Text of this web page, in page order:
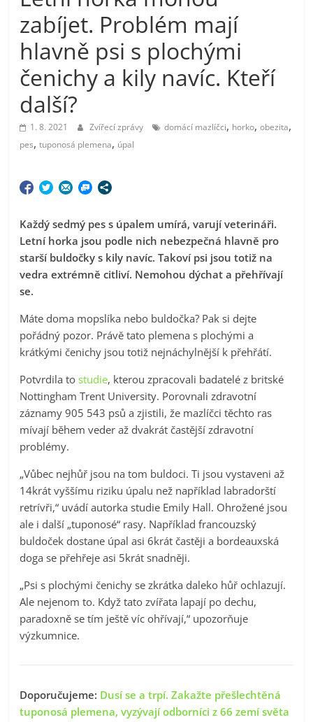
zabíjet. Problém mají
hlavně psi s plochými
čenichy a kily navíc. Kteří
další?
1. 8. 2021 Zvířecí zprávy domácí mazlíčci, horko,obezita,
pes,tuponosá plemena, úpal
Každý sedmý pes s úpalem umírá, varují veterináři.
Letní horka jsou podle nich nebezpečná hlavně pro
starší buldočky s kily navíc. Takoví psi jsou totiž na
vedra extrémně citliví. Nemohoudýchat a přehřívají
se.
Máte doma mopslíka nebo buldočka? Pak si dejte
pořádný pozor. Právě tato plemena s plochými a
krátkými čenichy jsou totiž nejnáchylnější k přehřátí.
Potvrdila tostudie, kterou zpracovali badatelé z britské
Nottingham Trent University. Porovnali zdravotní
záznamy 905 543 psů a zjistili, že mazlíčci těchto ras
mívají během veder až dvakrát častější zdravotní
problémy.
„Vůbec nejhůř jsou na tom buldoci. Ti jsou vystaveni až
14krát vyššímu riziku úpalu než například labradorští
retrívři,“ uvádí autorka studie Emily Hall. Ohrožené jsou
ale i další „tuponosé“ rasy. Například francouzský
buldoček dostane úpal asi 6krát častěji a bordeauxská
doga se přehřeje asi 5krát snadněji.
„Psi s plochými čenichy se zkrátka daleko hůř ochlazují.
Ale nejenom to. Když tato zvířata lapají po dechu,
paradoxně se tím ještě víc ohřívají,“ upozorňuje
výzkumnice.
Doporučujeme: Dusí se a trpí. Zakažte přešlechtěná
tuponosá plemena, vyzývají odborníci z 66 zemí světa